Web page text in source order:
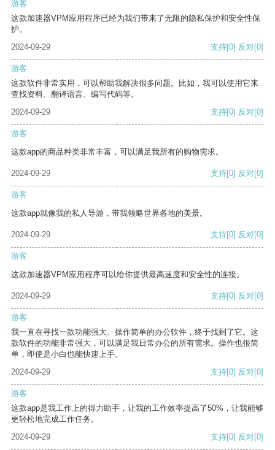
游客
这款加速器VPM应用程序已经为我们带来了无限的隐私保护和安全性保
护。
2024-09-29
支持[0] 反对[0]
游客
这款软件非常实用，可以帮助我解决很多问题。比如，我可以使用它来
查找资料、翻译语言、编写代码等。
2024-09-29
支持[0] 反对[0]
游客
这款app的商品种类非常丰富，可以满足我所有的购物需求。
2024-09-29 支持[0] 反对[0]
游客
这款app就像我的私人导游，带我领略世界各地的美景。
2024-09-29 支持[0] 反对[0]
游客
这款加速器VPM应用程序可以给你提供最高速度和安全性的连接。
2024-09-29 支持[0] 反对[0]
游客
我一直在寻找一款功能强大、操作简单的办公软件，终于找到了它。这
款软件的功能非常强大，可以满足我日常办公的所有需求。操作也很简
单，即使是小白也能快速上手。
2024-09-29
支持[0] 反对[0]
游客
这款app是我工作上的得力助手，让我的工作效率提高了50%，让我能够
更轻松地完成工作任务。
2024-09-29
支持[0] 反对[0]